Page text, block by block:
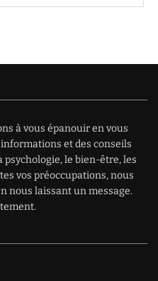
à vous épanouir en vous
et des conseils
psychologie, le bien-être, les
vos préoccupations, nous
nous laissant un message.